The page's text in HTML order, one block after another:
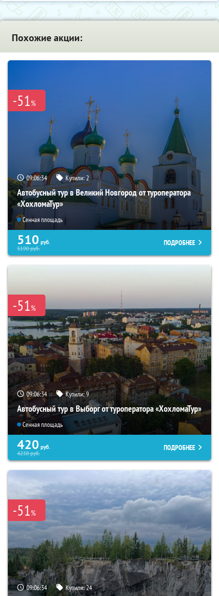
Похожие акции:
-51%
09:06:33 Купили:2
Автобусный тур в Великий Новгород от туроператора
«ХохломаТур»
Сенная площадь
510 руб.
5190руб.
ПОДРОБНЕЕ
-51%
09:06:33 Купили:9
Автобусный тур в Выборг от туроператора «ХохломаТур»
Сенная площадь
420 руб.
4230руб.
ПОДРОБНЕЕ
-51%
09:06:33 Купили:24